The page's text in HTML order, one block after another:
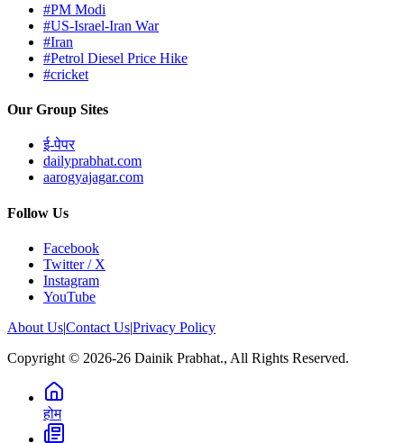
#PM Modi
#US-Israel-Iran War
#Iran
#Petrol Diesel Price Hike
#cricket
Our Group Sites
ई-पेपर
dailyprabhat.com
aarogyajagar.com
Follow Us
Facebook
Twitter / X
Instagram
YouTube
About Us|Contact Us|Privacy Policy
Copyright © 2026-26 Dainik Prabhat., All Rights Reserved.
होम